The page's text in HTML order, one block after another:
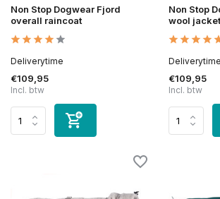
Non Stop Dogwear Fjord
overall raincoat
Deliverytime
€109,95
Incl. btw
Non Stop
wool
Deliverytime
€109,95
Incl. btw